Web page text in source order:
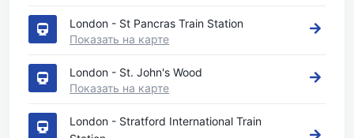
London - St Pancras Train Station
Показать на карте
London - St. John's Wood
Показать на карте
London - Stratford International Train